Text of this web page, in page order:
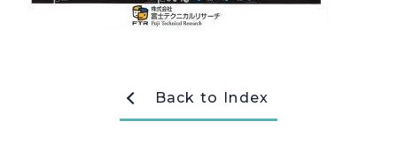
webカタログ
Back to Index